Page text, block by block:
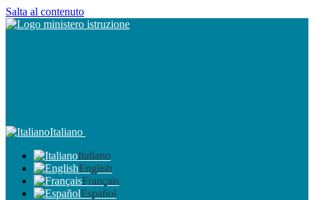
Salta al contenuto
Italiano
Italiano
English
Français
Español